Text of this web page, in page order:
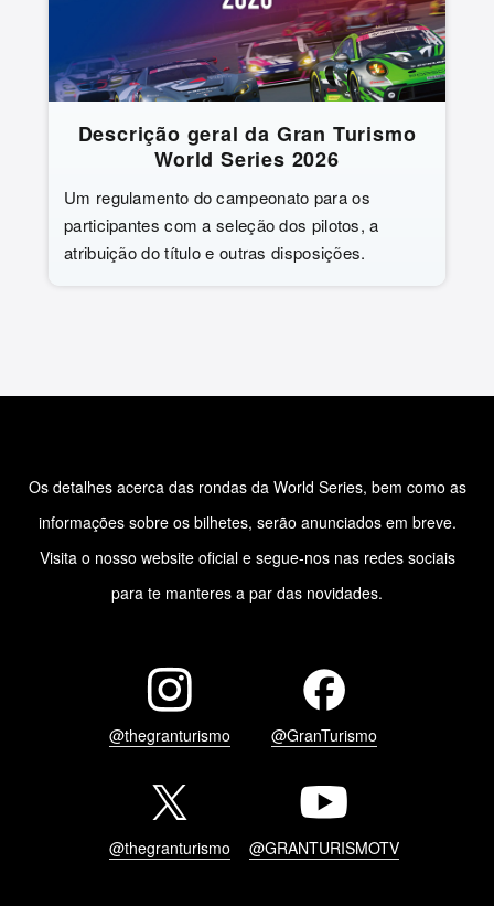
Descrição geral da Gran Turismo
World Series 2026
Um regulamento do campeonato para os
participantes com a seleção dos pilotos, a
atribuição do título e outras disposições.
Os detalhes acerca das rondas da World Series, bem como as
informações sobre os bilhetes, serão anunciados em breve.
Visita o nosso website oficial e segue-nos nas redes sociais
para te manteres a par das novidades.
@thegranturismo @GranTurismo
@thegranturismo @GRANTURISMOTV